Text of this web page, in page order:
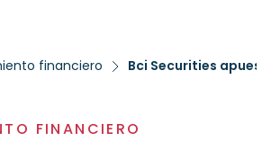
financiero
FINANCIERO